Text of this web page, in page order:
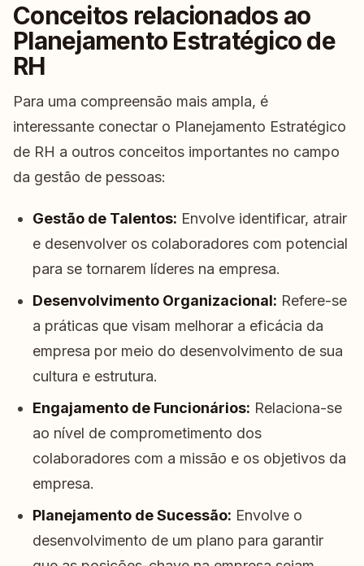
Conceitos relacionados ao
Planejamento Estratégico de
RH
Para uma compreensão mais ampla, é
interessante conectar o Planejamento Estratégico
de RH a outros conceitos importantes no campo
da gestão de pessoas:
Gestão de Talentos: Envolve identificar, atrair
e desenvolver os colaboradores com potencial
para se tornarem líderes na empresa.
Desenvolvimento Organizacional: Refere-se
a práticas que visam melhorar a eficácia da
empresa por meio do desenvolvimento de sua
cultura e estrutura.
Engajamento de Funcionários: Relaciona-se
ao nível de comprometimento dos
colaboradores com a missão e os objetivos da
empresa.
Planejamento de Sucessão: Envolve o
desenvolvimento de um plano para garantir